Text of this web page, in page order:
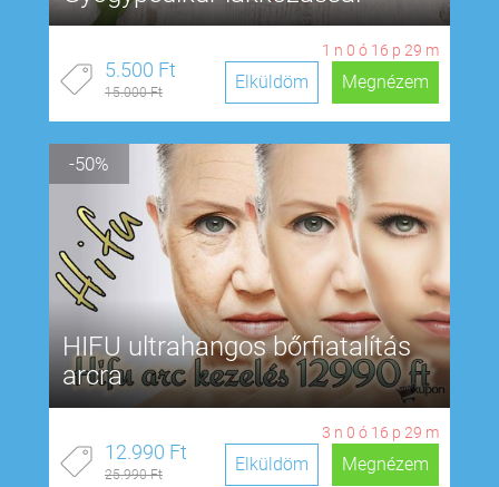
1 n 0 ó 16 p 28 m
5.500 Ft
15.000 Ft Megnézem
Elküldöm
-50%
HIFU ultrahangos bőrfiatalítás
arcra
3 n 0 ó 16 p 28 m
12.990 Ft
25.990 Ft Megnézem
Elküldöm